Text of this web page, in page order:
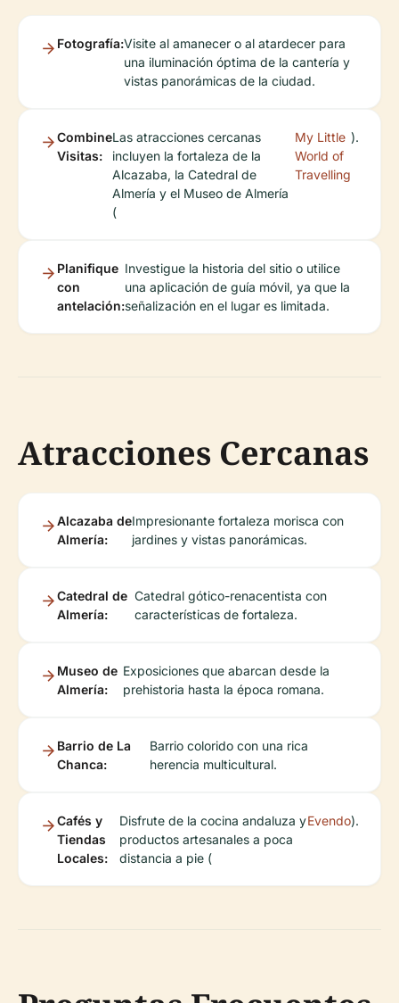
Fotografía:Visite al amanecer o al atardecer para
una iluminación óptima de la cantería y
vistas panorámicas de la ciudad.
Combine
Visitas:
Las atracciones cercanas
incluyen la fortaleza de la
Alcazaba, la Catedral de
Almería y el Museo de Almería
(
My Little
World of
Travelling
).
Planifique
con
antelación:
Investigue la historia del sitio o utilice
una aplicación de guía móvil, ya que la
señalización en el lugar es limitada.
Atracciones Cercanas
Alcazaba de
Almería:
Impresionante fortaleza morisca con
jardines y vistas panorámicas.
Catedral de
Almería:
Catedral gótico-renacentista con
características de fortaleza.
Museo de
Almería:
Exposiciones que abarcan desde la
prehistoria hasta la época romana.
Barrio de La
Chanca:
Barrio colorido con una rica
herencia multicultural.
Cafés y
Tiendas
Locales:
Disfrute de la cocina andaluza y
productos artesanales a poca
distancia a pie (
Evendo).